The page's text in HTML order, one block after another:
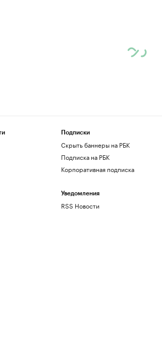
Подписки
Скрыть баннеры на РБК
Подписка на РБК
Корпоративная подписка
Уведомления
RSS Новости